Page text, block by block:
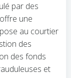
par des
une
au courtier
des
des fonds
et